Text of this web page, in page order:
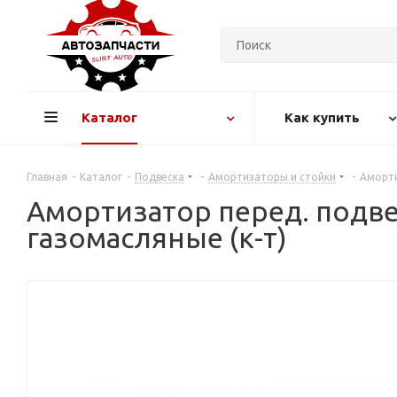
Каталог Как купить
Главная - Каталог - Подвеска - Амортизаторы и стойки -
Амортизатор перед.
газомасляные (к-т)